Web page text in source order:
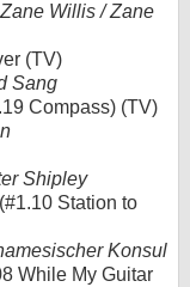
Zane Willis / Zane
(TV)
Sang
Compass) (TV)
Shipley
Station to
Konsul
While My Guitar